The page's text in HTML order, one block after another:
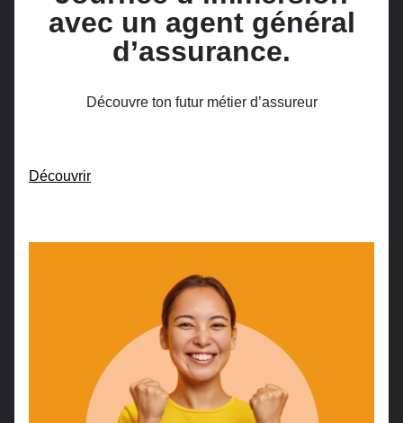
avec un agent général
d’assurance.
Découvre ton futur métier d’assureur
Découvrir